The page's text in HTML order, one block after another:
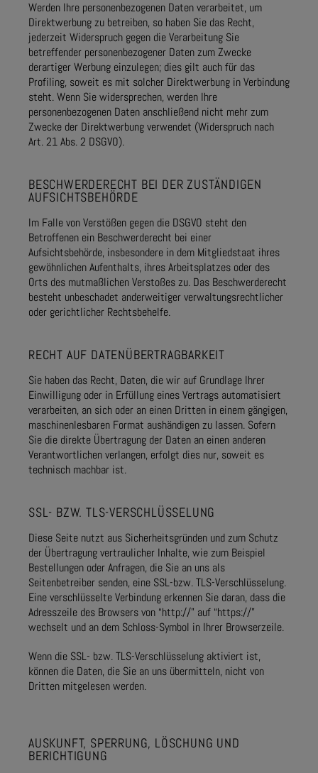
Werden Ihre personenbezogenen Daten verarbeitet, um
Direktwerbung zu betreiben, so haben Sie das Recht,
jederzeit Widerspruch gegen die Verarbeitung Sie
betreffender personenbezogener Daten zum Zwecke
derartiger Werbung einzulegen; dies gilt auch für das
Profiling, soweit es mit solcher Direktwerbung in Verbindung
steht. Wenn Sie widersprechen, werden Ihre
personenbezogenen Daten anschließend nicht mehr zum
Zwecke der Direktwerbung verwendet (Widerspruch nach
Art. 21 Abs. 2 DSGVO).
BESCHWERDERECHT BEI DER ZUSTÄNDIGEN
AUFSICHTSBEHÖRDE
Im Falle von Verstößen gegen die DSGVO steht den
Betroffenen ein Beschwerderecht bei einer
Aufsichtsbehörde, insbesondere in dem Mitgliedstaat ihres
gewöhnlichen Aufenthalts, ihres Arbeitsplatzes oder des
Orts des mutmaßlichen Verstoßes zu. Das Beschwerderecht
besteht unbeschadet anderweitiger verwaltungsrechtlicher
oder gerichtlicher Rechtsbehelfe.
RECHT AUF DATENÜBERTRAGBARKEIT
Sie haben das Recht, Daten, die wir auf Grundlage Ihrer
Einwilligung oder in Erfüllung eines Vertrags automatisiert
verarbeiten, an sich oder an einen Dritten in einem gängigen,
maschinenlesbaren Format aushändigen zu lassen. Sofern
Sie die direkte Übertragung der Daten an einen anderen
Verantwortlichen verlangen, erfolgt dies nur, soweit es
technisch machbar ist.
SSL- BZW. TLS-VERSCHLÜSSELUNG
Diese Seite nutzt aus Sicherheitsgründen und zum Schutz
der Übertragung vertraulicher Inhalte, wie zum Beispiel
Bestellungen oder Anfragen, die Sie an uns als
Seitenbetreiber senden, eine SSL-bzw. TLS-Verschlüsselung.
Eine verschlüsselte Verbindung erkennen Sie daran, dass die
Adresszeile des Browsers von “http://” auf “https://”
wechselt und an dem Schloss-Symbol in Ihrer Browserzeile.
Wenn die SSL- bzw. TLS-Verschlüsselung aktiviert ist,
können die Daten, die Sie an uns übermitteln, nicht von
Dritten mitgelesen werden.
AUSKUNFT, SPERRUNG, LÖSCHUNG UND
BERICHTIGUNG